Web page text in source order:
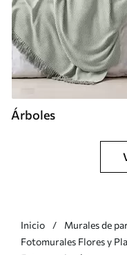
Árboles
Inicio
Murales de
Fotomurales Flores y